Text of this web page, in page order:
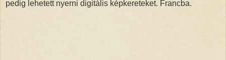
pedig lehetett nyerni digitális képkereteket. Francba.